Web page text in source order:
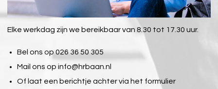
Elke werkdag zijn we bereikbaar van 8.30 tot 17.30 uur.
Bel ons op 026 36 50 305
Mail ons op info@hrbaan.nl
Of laat een berichtje achter via het formulier